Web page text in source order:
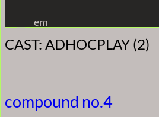
Inhalt
springen
em
CAST: ADHOCPLAY (2)
compound no.4